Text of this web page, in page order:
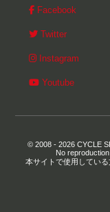
Facebook
Twitter
Instagram
Youtube
© 2008 - 2026 CYCLE
No
本サイトで使用してい